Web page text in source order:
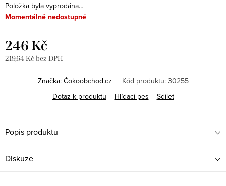
Položka byla vyprodána…
Momentálně nedostupné
246 Kč
219,64 Kč bez DPH
Značka: Čokoobchod.cz Kód produktu: 30255
Dotaz k produktu
Hlídací pes Sdílet
Popis produktu
Diskuze